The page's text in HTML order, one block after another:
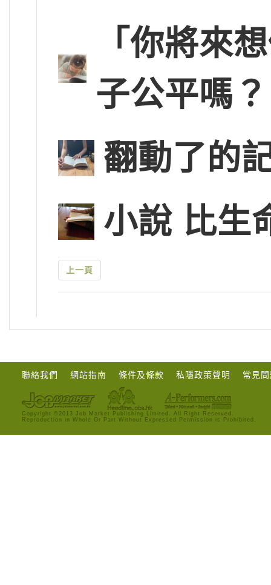
「你將來
子公平嗎？
翻動了的
小說 比生
上一頁
聯絡我們 網站指南 條件及條款 私隱政策聲明 常見
Copyright ©2013 Job Market Publishing Limited. All Right Reserved.
Reproduction in Whole Or Part Without Expressed Permission is Prohibited.